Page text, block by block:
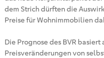
dem Strich dürften die
Preise für Wohnimmobilien
Die Prognose des BVR
Preisveränderungen von